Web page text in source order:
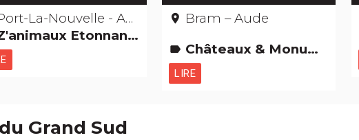
La-Nouvelle - Aude
Etonnant... non ? Musées & Collections Parcs de loisirs et Parcs animaliers
place Bram – Aude
label Châteaux & Monuments Edifices remarquables
LIRE
Grand Sud